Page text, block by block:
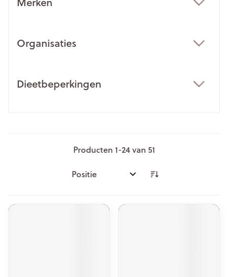
Organisaties
Dieetbeperkingen
Producten 1-24van 51
Sorteer op: